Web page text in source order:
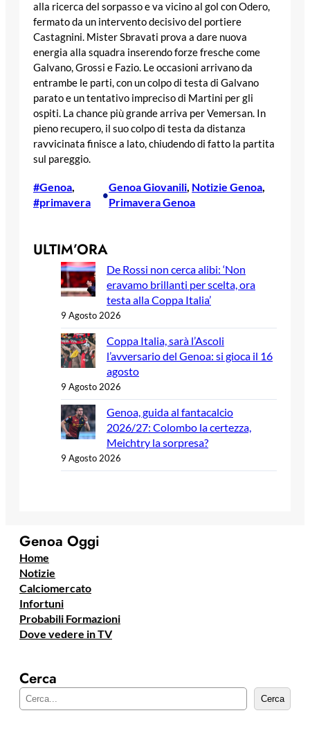
alla ricerca del sorpasso e va vicino al gol con Odero,
fermato da un intervento decisivo del portiere
Castagnini. Mister Sbravati prova a dare nuova
energia alla squadra inserendo forze fresche come
Galvano, Grossi e Fazio. Le occasioni arrivano da
entrambe le parti, con un colpo di testa di Galvano
parato e un tentativo impreciso di Martini per gli
ospiti. La chance più grande arriva per Vemersan. In
pieno recupero, il suo colpo di testa da distanza
ravvicinata finisce a lato, chiudendo di fatto la partita
sul pareggio.
#Genoa
#primavera
•
Genoa Giovanili, Notizie Genoa
Primavera Genoa
ULTIM’ORA
De Rossi non cerca alibi: ‘Non
eravamo brillanti per scelta, ora
testa alla Coppa Italia’
9 Agosto 2026
Coppa Italia, sarà l’Ascoli
l’avversario del Genoa: si gioca il 16
agosto
9 Agosto 2026
Genoa, guida al fantacalcio
2026/27: Colombo la certezza,
Meichtry la sorpresa?
9 Agosto 2026
Genoa Oggi
Home
Notizie
Calciomercato
Infortuni
Probabili Formazioni
Dove vedere in TV
Cerca
e
Cerca